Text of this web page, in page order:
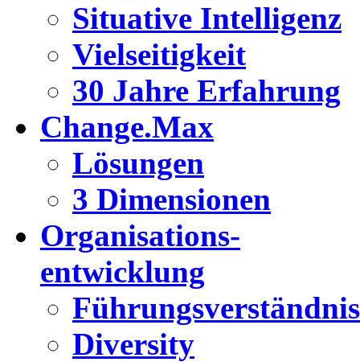
Situative Intelligenz
Vielseitigkeit
30 Jahre Erfahrung
Change.Max
Lösungen
3 Dimensionen
Organisations-
entwicklung
Führungsverständnis
Diversity